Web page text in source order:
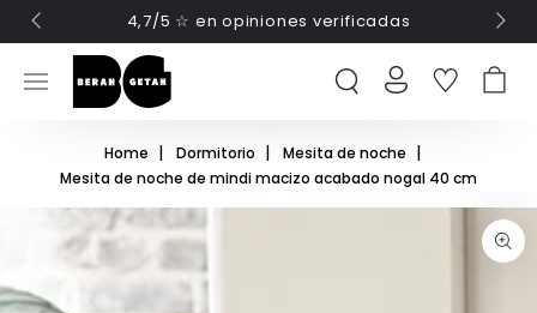
IR AL CONTENIDO4,7/5 ☆ en opiniones verificadas
INICIAR
SESIÓN
Home Dormitorio
Mesita de noche
Mesita de noche de mindi macizo acabado nogal 40 cm
IR A LA INFORMACIÓN
DEL PRODUCTO